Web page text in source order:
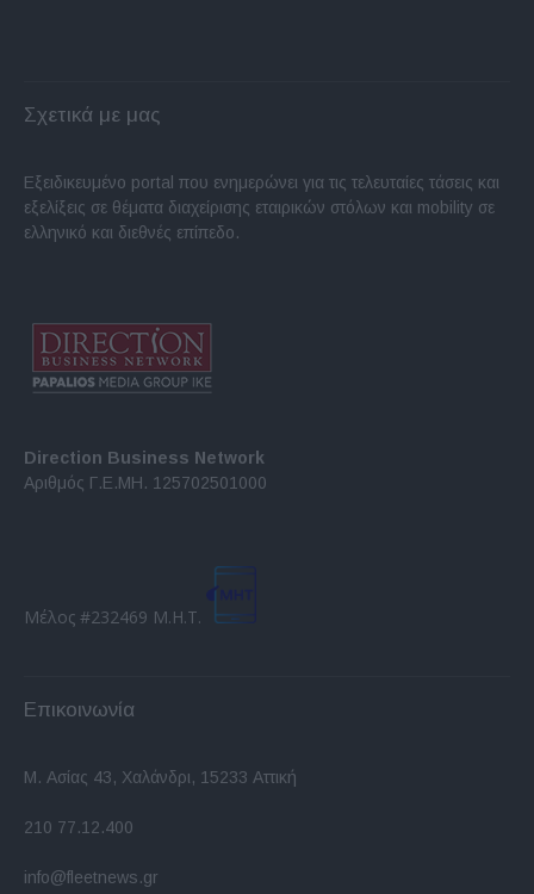
Σχετικά με μας
Εξειδικευμένο portal που ενημερώνει για τις τελευταίες τάσεις και
εξελίξεις σε θέματα διαχείρισης εταιρικών στόλων και mobility σε
ελληνικό και διεθνές επίπεδο.
Direction Business Network
Αριθμός Γ.Ε.ΜΗ. 125702501000
Μέλος #232469 Μ.Η.Τ.
Επικοινωνία
Μ. Ασίας 43, Χαλάνδρι, 15233 Αττική
210 77.12.400
info@fleetnews.gr